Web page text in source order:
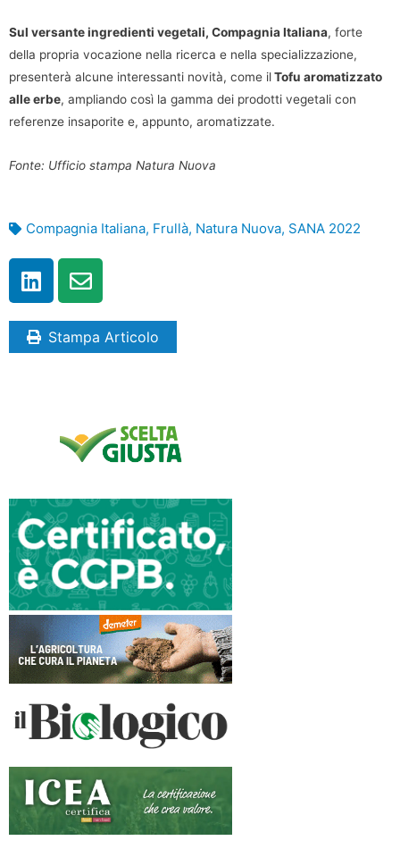
Sul versante ingredienti vegetali, Compagnia Italiana, forte
della propria vocazione nella ricerca e nella specializzazione,
presenterà alcune interessanti novità, come ilTofu aromatizzato
alle erbe, ampliando così la gamma dei prodotti vegetali con
referenze insaporite e, appunto, aromatizzate.
Fonte: Ufficio stampa Natura Nuova
Compagnia Italiana, Frullà, Natura Nuova, SANA 2022
Stampa Articolo